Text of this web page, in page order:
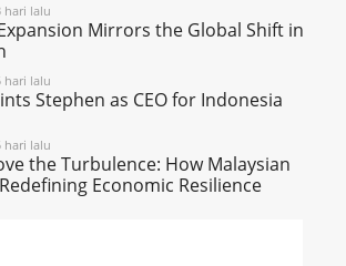
hari lalu
Mirrors the Global Shift in
hari lalu
Stephen as CEO for Indonesia
hari lalu
the Turbulence: How Malaysian
Economic Resilience